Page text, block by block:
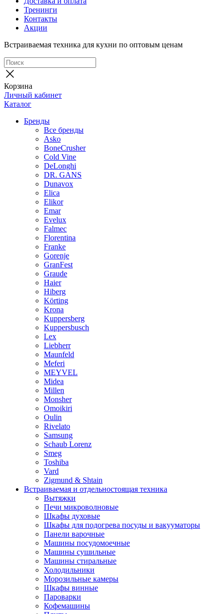
Тренинги
Контакты
Акции
Встраиваемая техника для кухни по оптовым ценам
Корзина
Личный кабинет
Каталог
Бренды
Все бренды
Asko
BoneCrusher
Cold Vine
DeLonghi
DR. GANS
Dunavox
Elica
Elikor
Emar
Evelux
Falmec
Florentina
Franke
Gorenje
GranFest
Graude
Haier
Hiberg
Körting
Krona
Kuppersberg
Kuppersbusch
Lex
Liebherr
Maunfeld
Meferi
MEYVEL
Midea
Millen
Monsher
Omoikiri
Oulin
Rivelato
Samsung
Schaub Lorenz
Smeg
Toshiba
Vard
Zigmund & Shtain
Встраиваемая и отдельностоящая техника
Вытяжки
Печи микроволновые
Шкафы духовые
Шкафы для подогрева посуды и вакууматоры
Панели варочные
Машины посудомоечные
Машины сушильные
Машины стиральные
Холодильники
Морозильные камеры
Шкафы винные
Пароварки
Кофемашины